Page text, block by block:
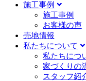
施工事例
施⼯事例
お客様の声
売地情報
私たちについて
私たちにつ
家づくりの
スタッフ紹